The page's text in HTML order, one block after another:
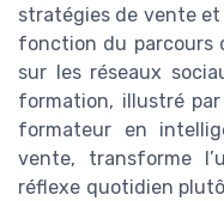
stratégies de vente et
fonction du parcours
sur les réseaux
formation, illustré
formateur en
vente, transforme
réflexe quotidien